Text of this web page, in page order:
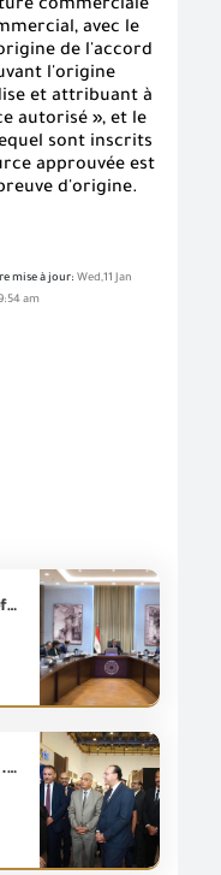
commerciale
avec le
de l'accord
l'origine
et attribuant à
autorisé », et le
sont inscrits
approuvée est
d'origine.
mise à jour: Wed,11 Jan
am
Le premier ministre poursuit des efforts visant à améliorer le climat d'investissement et à attirer les investisseurs et cela en passant en revue les propositions d’allégement des frais et des charges financières des investisseurs
Le Chef de La (GOEIC)/ L'ingénieur .Essam El-Naggar et le Chef/ de « l'Autorité des Expositions et des Conférences » Le Général .Sherif Al-Mawardy inaugurent l'Exposition « COVEREX » pour les textiles, l'ameublement et les tapis